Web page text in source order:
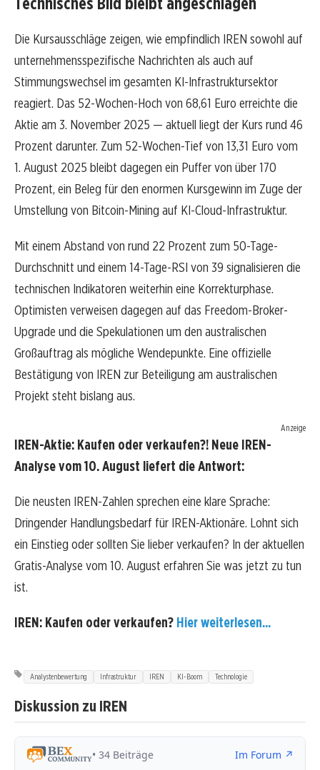
Die Kursausschläge zeigen, wie empfindlich IREN sowohl auf
unternehmensspezifische Nachrichten als auch auf
Stimmungswechsel im gesamten KI-Infrastruktursektor
reagiert. Das 52-Wochen-Hoch von 68,61 Euro erreichte die
Aktie am 3. November 2025 — aktuell liegt der Kurs rund 46
Prozent darunter. Zum 52-Wochen-Tief von 13,31 Euro vom
1. August 2025 bleibt dagegen ein Puffer von über 170
Prozent, ein Beleg für den enormen Kursgewinn im Zuge der
Umstellung von Bitcoin-Mining auf KI-Cloud-Infrastruktur.
Mit einem Abstand von rund 22 Prozent zum 50-Tage-
Durchschnitt und einem 14-Tage-RSI von 39 signalisieren die
technischen Indikatoren weiterhin eine Korrekturphase.
Optimisten verweisen dagegen auf das Freedom-Broker-
Upgrade und die Spekulationen um den australischen
Großauftrag als mögliche Wendepunkte. Eine offizielle
Bestätigung von IREN zur Beteiligung am australischen
Projekt steht bislang aus.
Anzeige
IREN-Aktie: Kaufen oder verkaufen?! Neue IREN-
Analyse vom 10. August liefert die Antwort:
Die neusten IREN-Zahlen sprechen eine klare Sprache:
Dringender Handlungsbedarf für IREN-Aktionäre. Lohnt sich
ein Einstieg oder sollten Sie lieber verkaufen? In der aktuellen
Gratis-Analyse vom 10. August erfahren Sie was jetzt zu tun
ist.
IREN: Kaufen oder verkaufen? Hier weiterlesen...
Analystenbewertung Infrastruktur IREN KI-Boom Technologie
Diskussion zu IREN